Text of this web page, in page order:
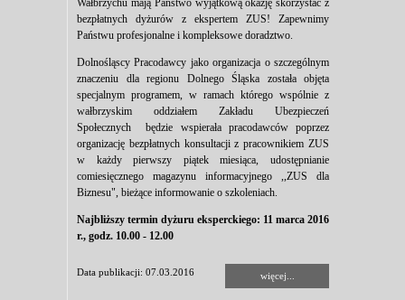
Wałbrzychu mają Państwo wyjątkową okazję skorzystać z
bezpłatnych dyżurów z ekspertem ZUS! Zapewnimy
Państwu profesjonalne i kompleksowe doradztwo.
Dolnośląscy Pracodawcy jako organizacja o szczególnym
znaczeniu dla regionu Dolnego Śląska została objęta
specjalnym programem, w ramach którego wspólnie z
wałbrzyskim oddziałem Zakładu Ubezpieczeń
Społecznych będzie wspierała pracodawców poprzez
organizację bezpłatnych konsultacji z pracownikiem ZUS
w każdy pierwszy piątek miesiąca, udostępnianie
comiesięcznego magazynu informacyjnego ,,ZUS dla
Biznesu", bieżące informowanie o szkoleniach.
Najbliższy termin dyżuru eksperckiego: 11 marca 2016
r., godz. 10.00 - 12.00
Data publikacji: 07.03.2016 więcej...